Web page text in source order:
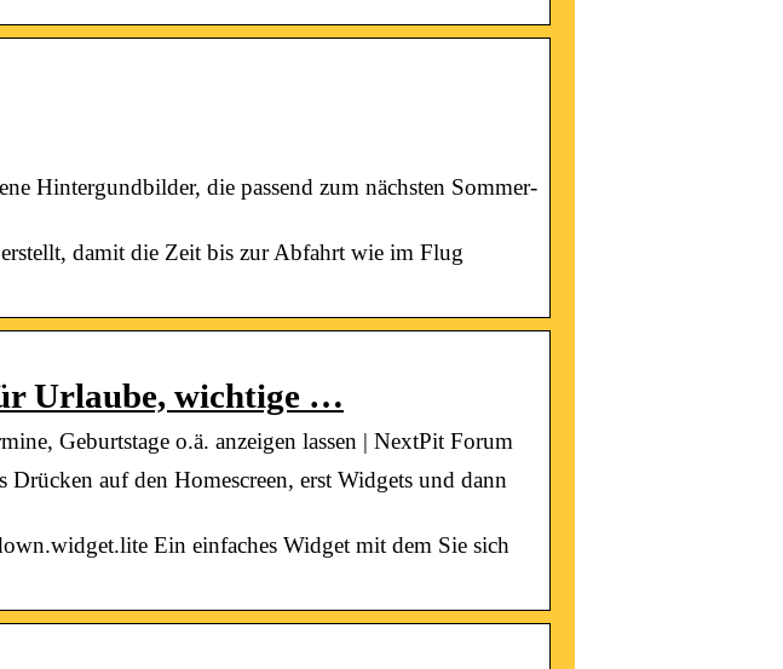
Hintergundbilder, die passend zum nächsten Sommer-
damit die Zeit bis zur Abfahrt wie im Flug
Urlaube, wichtige …
Geburtstage o.ä. anzeigen lassen | NextPit Forum
auf den Homescreen, erst Widgets und dann
Ein einfaches Widget mit dem Sie sich